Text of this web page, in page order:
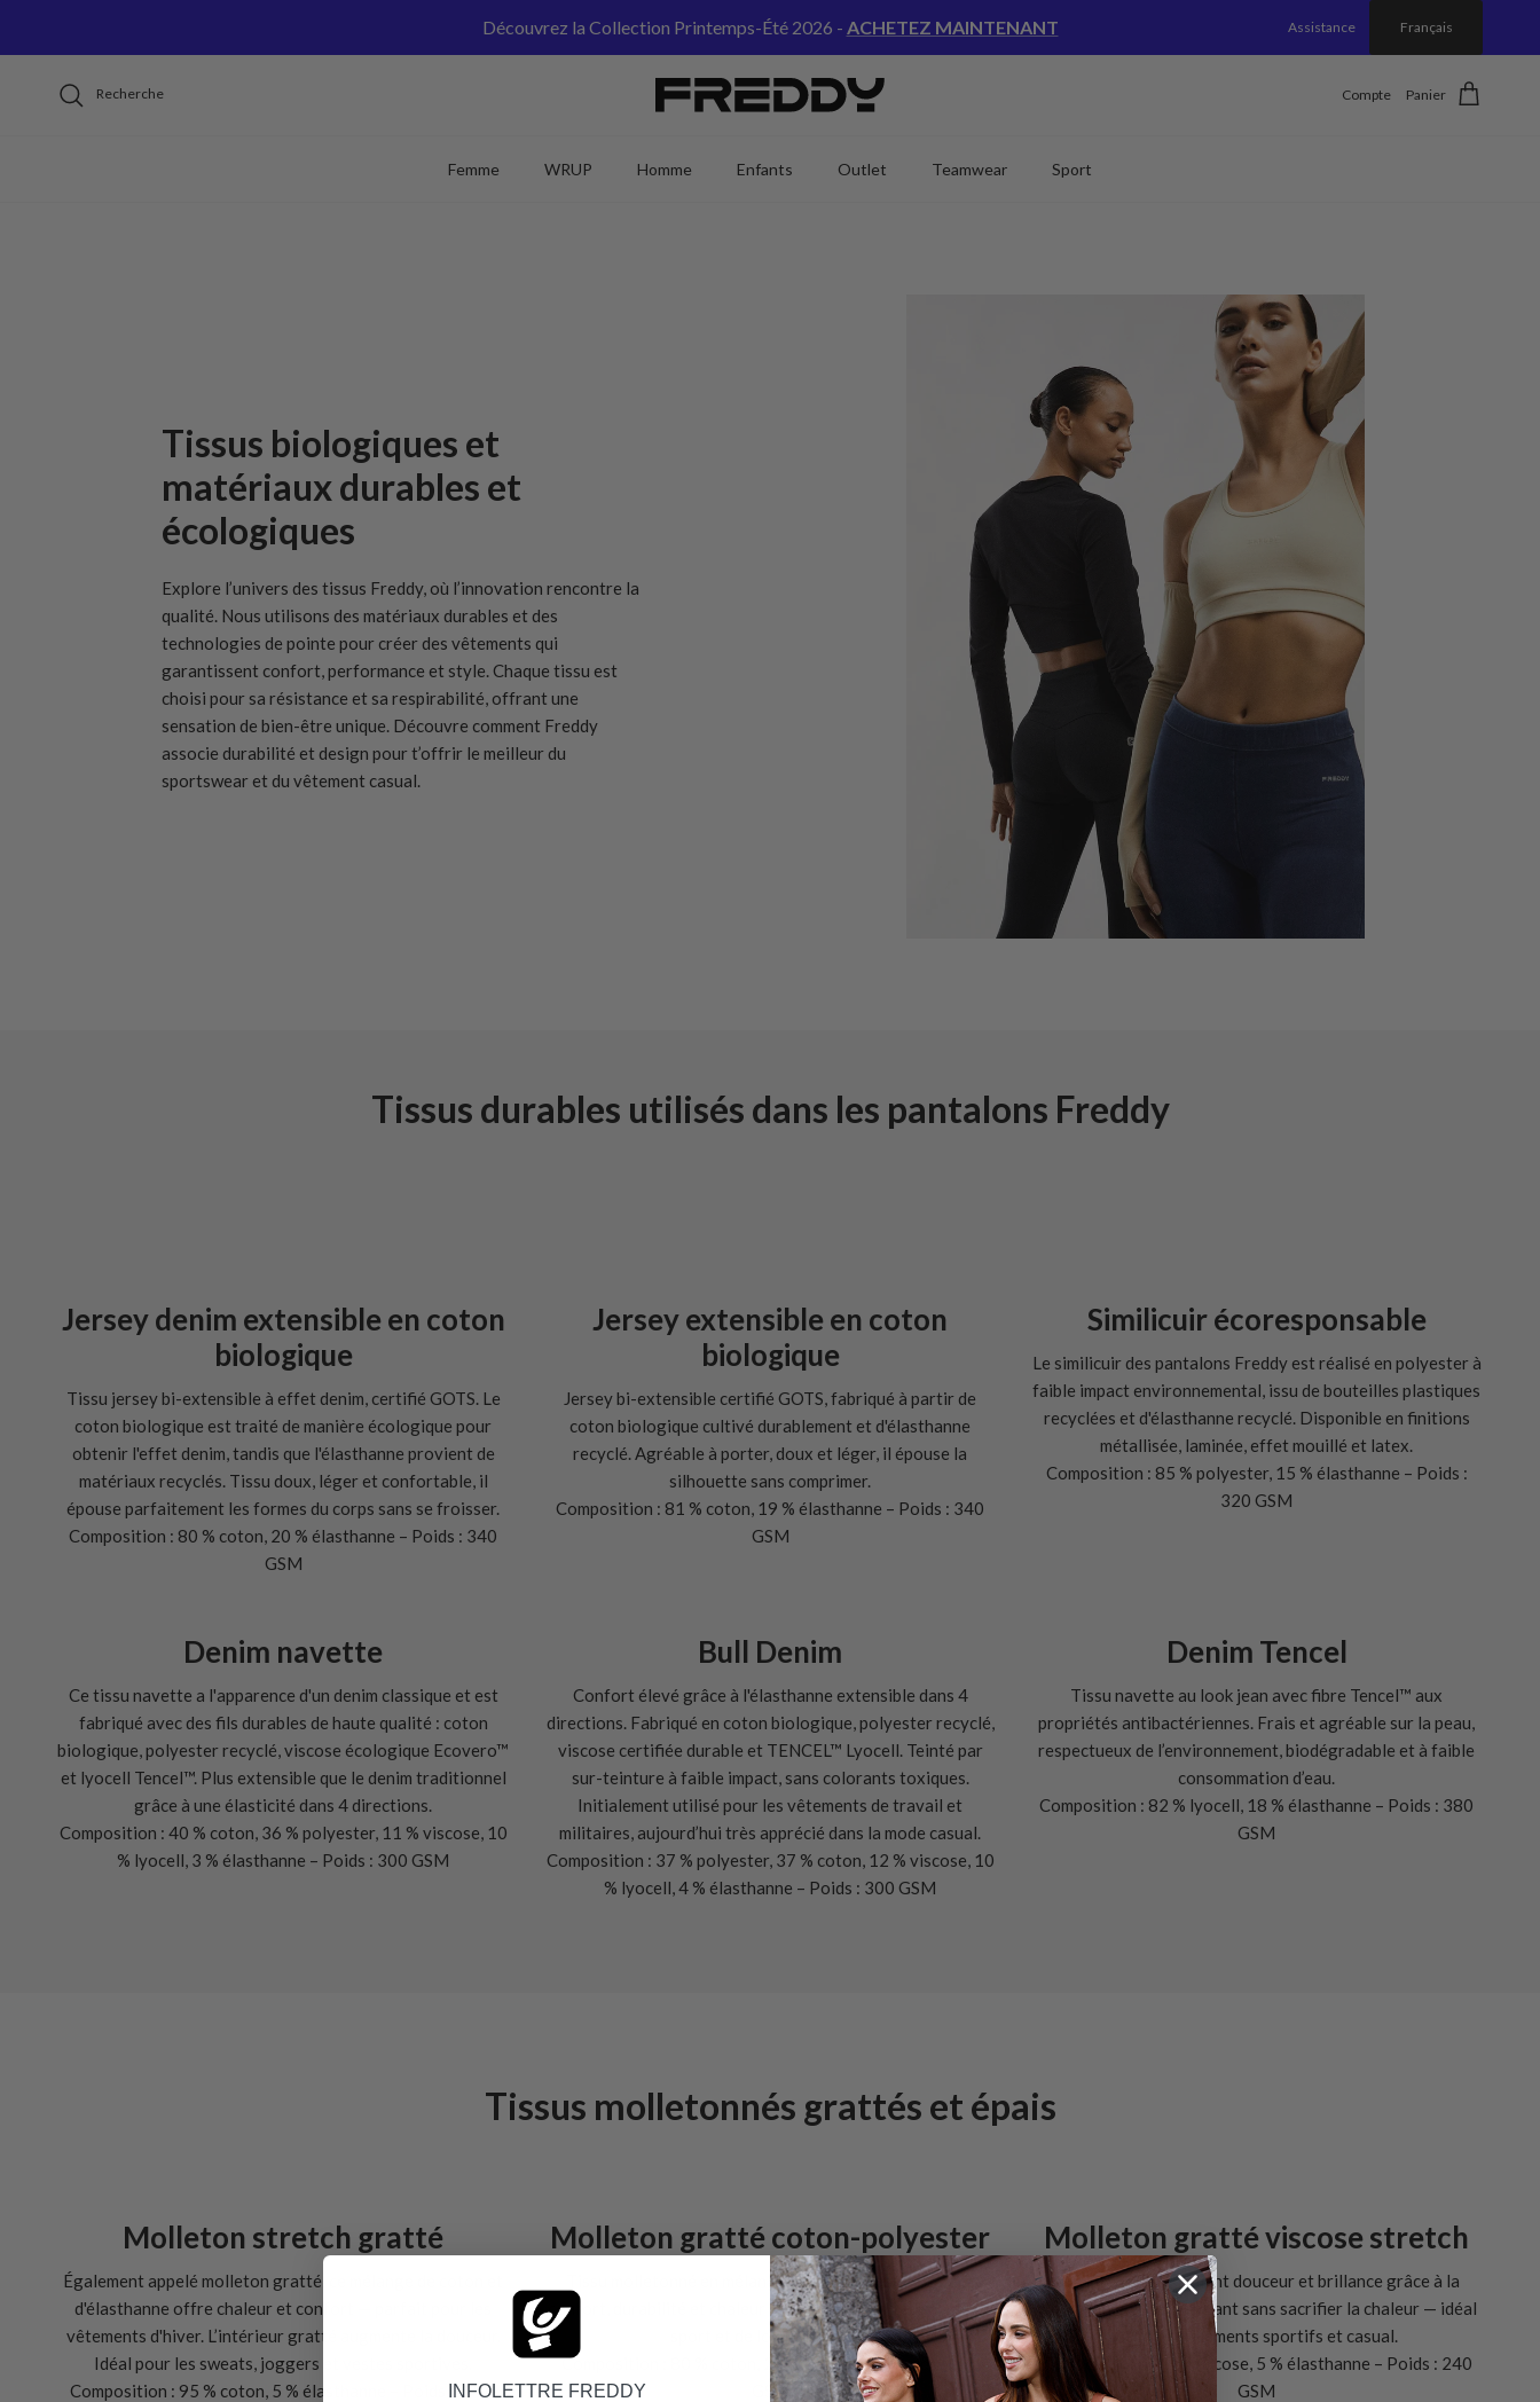
Découvrez la Collection Printemps-Été 2026 - ACHETEZ MAINTENANT Assistance Français
Recherche Compte Panier
Femme WRUP Homme Enfants Outlet Teamwear Sport
Tissus biologiques et
matériaux durables et
écologiques
Explore l’univers des tissus Freddy, où l’innovation rencontre la
qualité. Nous utilisons des matériaux durables et des
technologies de pointe pour créer des vêtements qui
garantissent confort, performance et style. Chaque tissu est
choisi pour sa résistance et sa respirabilité, offrant une
sensation de bien-être unique. Découvre comment Freddy
associe durabilité et design pour t’offrir le meilleur du
sportswear et du vêtement casual.
Tissus durables utilisés dans les pantalons Freddy
Jersey denim extensible en coton
biologique
Tissu jersey bi-extensible à effet denim, certifié GOTS. Le
coton biologique est traité de manière écologique pour
obtenir l'effet denim, tandis que l'élasthanne provient de
matériaux recyclés. Tissu doux, léger et confortable, il
épouse parfaitement les formes du corps sans se froisser.
Composition : 80 % coton, 20 % élasthanne – Poids : 340
GSM
Jersey extensible en coton
biologique
Jersey bi-extensible certifié GOTS, fabriqué à partir de
coton biologique cultivé durablement et d'élasthanne
recyclé. Agréable à porter, doux et léger, il épouse la
silhouette sans comprimer.
Composition : 81 % coton, 19 % élasthanne – Poids : 340
GSM
Similicuir écoresponsable
Le similicuir des pantalons Freddy est réalisé en polyester à
faible impact environnemental, issu de bouteilles plastiques
recyclées et d'élasthanne recyclé. Disponible en finitions
métallisée, laminée, effet mouillé et latex.
Composition : 85 % polyester, 15 % élasthanne – Poids :
320 GSM
Denim navette
Ce tissu navette a l'apparence d'un denim classique et est
fabriqué avec des fils durables de haute qualité : coton
biologique, polyester recyclé, viscose écologique Ecovero™
et lyocell Tencel™. Plus extensible que le denim traditionnel
grâce à une élasticité dans 4 directions.
Composition : 40 % coton, 36 % polyester, 11 % viscose, 10
% lyocell, 3 % élasthanne – Poids : 300 GSM
Bull Denim
Confort élevé grâce à l'élasthanne extensible dans 4
directions. Fabriqué en coton biologique, polyester recyclé,
viscose certifiée durable et TENCEL™ Lyocell. Teinté par
sur-teinture à faible impact, sans colorants toxiques.
Initialement utilisé pour les vêtements de travail et
militaires, aujourd’hui très apprécié dans la mode casual.
Composition : 37 % polyester, 37 % coton, 12 % viscose, 10
% lyocell, 4 % élasthanne – Poids : 300 GSM
Denim Tencel
Tissu navette au look jean avec fibre Tencel™ aux
propriétés antibactériennes. Frais et agréable sur la peau,
respectueux de l’environnement, biodégradable et à faible
consommation d’eau.
Composition : 82 % lyocell, 18 % élasthanne – Poids : 380
GSM
Tissus molletonnés grattés et épais
Molleton stretch gratté
Également appelé molleton gratté, ce mélange de coton et
d'élasthanne offre chaleur et confort — parfait pour les
vêtements d'hiver. L’intérieur gratté augmente la douceur.
Idéal pour les sweats, joggers et vestes sportives.
Composition : 95 % coton, 5 % élasthanne – Poids : 270–
Molleton gratté coton-polyester
Tissu molletonné en mélange coton-polyester offrant
confort, durabilité et chaleur — idéal pour les vêtements de
sport et de loisirs en hiver.
Composition : 80 % coton, 20 % polyester – Poids : 280
GSM
Molleton gratté viscose stretch
Molleton gratté alliant douceur et brillance grâce à la
viscose. Léger et respirant sans sacrifier la chaleur — idéal
pour les vêtements sportifs et casual.
Composition : 95 % viscose, 5 % élasthanne – Poids : 240
GSM
INFOLETTRE FREDDY